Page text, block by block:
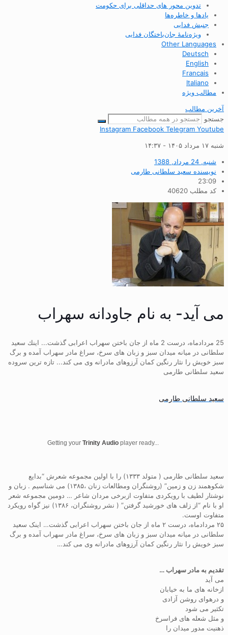
تدوین محور های حداقلی برای حکومت
یادها و خاطره‌ها
جنبش فدایی
ویژه‌نامهٔ جان‌باختگان فدایی
Other Languages
Deutsch
English
Francais
Italiano
مطالب ویژه
آخرین مطالب
جستجو
Instagram Facebook Telegram Youtube
شنبه ۱۷ مرداد ۱۴۰۵ - ۱۴:۳۷
شنبه, 24 مرداد, 1388
نویسنده سعید سلطانی طارمی
23:09
کد مطلب 40620
می آید- به نام جاودانه سهراب
25 مردادماه، درست 2 ماه از جان باختن سهراب اعرابی گذشت... اینك سعید
سلطانی در میانه میدان سبز و زبان های سرخ، سراغ مادر سهراب آمده و برگ
سبز خویش را نثار رنگین كمان آرزوهای مادرانه وی می كند... تازه ترین سروده
سعید سلطانی طارمی
سعید سلطانی طارمی
Getting your Trinity Audio player ready...
سعید سلطانی طارمی ( متولد ۱۳۳۳) را با اولین مجموعه شعرش “بدایع
شکوهمند زن و زمین” (روشنگران ومطالعات زنان ،۱۳۸۵) می شناسیم . زبان و
نوشتار لطیف با رویکردی متفاوت ازبرخی مردان شاعر … دومین مجموعه شعر
او با نام “از زلف های خورشید گرفتن” ( نشر روشنگران، ۱۳۸۶) نیز گواه رویکرد
متفاوت اوست.
۲۵ مردادماه، درست ۲ ماه از جان باختن سهراب اعرابی گذشت… اینک سعید
سلطانی در میانه میدان سبز و زبان های سرخ، سراغ مادر سهراب آمده و برگ
سبز خویش را نثار رنگین کمان آرزوهای مادرانه وی می کند…
تقدیم به مادر سهراب …
می آید
ازخانه های ما به خیابان
و درهوای روشن آزادی
تکثیر می شود
و مثل شعله های فراسرخ
ذهنیت مدور میدان را